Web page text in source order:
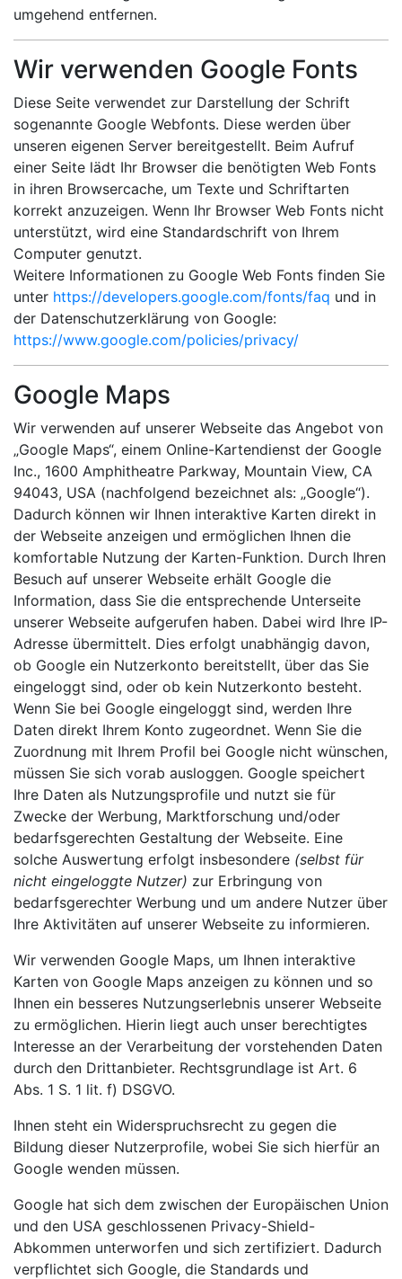
umgehend entfernen.
Wir verwenden Google Fonts
Diese Seite verwendet zur Darstellung der Schrift
sogenannte Google Webfonts. Diese werden über
unseren eigenen Server bereitgestellt. Beim Aufruf
einer Seite lädt Ihr Browser die benötigten Web Fonts
in ihren Browsercache, um Texte und Schriftarten
korrekt anzuzeigen. Wenn Ihr Browser Web Fonts nicht
unterstützt, wird eine Standardschrift von Ihrem
Computer genutzt.
Weitere Informationen zu Google Web Fonts finden Sie
unter https://developers.google.com/fonts/faq und in
der Datenschutzerklärung von Google:
https://www.google.com/policies/privacy/
Google Maps
Wir verwenden auf unserer Webseite das Angebot von
„Google Maps“, einem Online-Kartendienst der Google
Inc., 1600 Amphitheatre Parkway, Mountain View, CA
94043, USA (nachfolgend bezeichnet als: „Google“).
Dadurch können wir Ihnen interaktive Karten direkt in
der Webseite anzeigen und ermöglichen Ihnen die
komfortable Nutzung der Karten-Funktion. Durch Ihren
Besuch auf unserer Webseite erhält Google die
Information, dass Sie die entsprechende Unterseite
unserer Webseite aufgerufen haben. Dabei wird Ihre IP-
Adresse übermittelt. Dies erfolgt unabhängig davon,
ob Google ein Nutzerkonto bereitstellt, über das Sie
eingeloggt sind, oder ob kein Nutzerkonto besteht.
Wenn Sie bei Google eingeloggt sind, werden Ihre
Daten direkt Ihrem Konto zugeordnet. Wenn Sie die
Zuordnung mit Ihrem Profil bei Google nicht wünschen,
müssen Sie sich vorab ausloggen. Google speichert
Ihre Daten als Nutzungsprofile und nutzt sie für
Zwecke der Werbung, Marktforschung und/oder
bedarfsgerechten Gestaltung der Webseite. Eine
solche Auswertung erfolgt insbesondere (selbst für
nicht eingeloggte Nutzer) zur Erbringung von
bedarfsgerechter Werbung und um andere Nutzer über
Ihre Aktivitäten auf unserer Webseite zu informieren.
Wir verwenden Google Maps, um Ihnen interaktive
Karten von Google Maps anzeigen zu können und so
Ihnen ein besseres Nutzungserlebnis unserer Webseite
zu ermöglichen. Hierin liegt auch unser berechtigtes
Interesse an der Verarbeitung der vorstehenden Daten
durch den Drittanbieter. Rechtsgrundlage ist Art. 6
Abs. 1 S. 1 lit. f) DSGVO.
Ihnen steht ein Widerspruchsrecht zu gegen die
Bildung dieser Nutzerprofile, wobei Sie sich hierfür an
Google wenden müssen.
Google hat sich dem zwischen der Europäischen Union
und den USA geschlossenen Privacy-Shield-
Abkommen unterworfen und sich zertifiziert. Dadurch
verpflichtet sich Google, die Standards und